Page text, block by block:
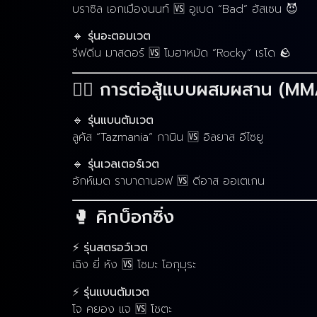
บราซิล เอกเมืองนนท์ 🆚 อูเบด “Bad” ฮัสเซน 😈
🔸 รุ่นอะตอมเวต
รีฟดีน มาสดอร์ 🆚 โมฮาหมัด “Rocky” เรโด 🪨
🤼‍♂️ การต่อสู้แบบผสมผสาน
🔹 รุ่นแบนตัมเวต
ลูคัส “Tazmania” กานิน 🆚 อิลยาส อีไซยู
🔹 รุ่นเวลเตอร์เวต
อักห์เมด ราบาดานอฟ 🆚 ดีอาส ออเตเกน
🥊 คิกบ็อกซิ่ง
⚡ รุ่นสตรอว์เวต
เฉิง ยี่ หัง 🆚 โชมะ โอกุมุระ
⚡ รุ่นแบนตัมเวต
โจ คยอง แจ 🆚 โชตะ